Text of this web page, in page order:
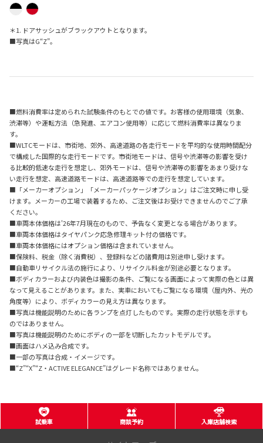
＊1. ドアサッシュがブラックアウトとなります。
■写真はG“Z”。
■燃料消費率は定められた試験条件のもとでの値です。お客様の使用環境（気象、
渋滞等）や運転方法（急発進、エアコン使用等）に応じて燃料消費率は異なりま
す。
■WLTCモードは、市街地、郊外、高速道路の各走行モードを平均的な使用時間配分
で構成した国際的な走行モードです。市街地モードは、信号や渋滞等の影響を受け
る比較的低速な走行を想定し、郊外モードは、信号や渋滞等の影響をあまり受けな
い走行を想定、高速道路モードは、高速道路等での走行を想定しています。
■「メーカーオプション」「メーカーパッケージオプション」はご注文時に申し受
けます。メーカーの工場で装着するため、ご注文後はお受けできませんのでご了承
ください。
■車両本体価格は'26年7月現在のもので、予告なく変更となる場合があります。
■車両本体価格はタイヤパンク応急修理キット付の価格です。
■車両本体価格にはオプション価格は含まれていません。
■保険料、税金（除く消費税）、登録料などの諸費用は別途申し受けます。
■自動車リサイクル法の施行により、リサイクル料金が別途必要となります。
■ボディカラーおよび内装色は撮影の条件、ご覧になる画面によって実際の色とは異
なって見えることがあります。また、実車においてもご覧になる環境（屋内外、光の
角度等）により、ボディカラーの見え方は異なります。
■写真は機能説明のために各ランプを点灯したものです。実際の走行状態を示すも
のではありません。
■写真は機能説明のためにボディの一部を切断したカットモデルです。
■画面はハメ込み合成です。
■一部の写真は合成・イメージです。
■“Z”“X”“Z・ACTIVE ELEGANCE”はグレード名称ではありません。
試乗車 商談予約 入庫店舗検索